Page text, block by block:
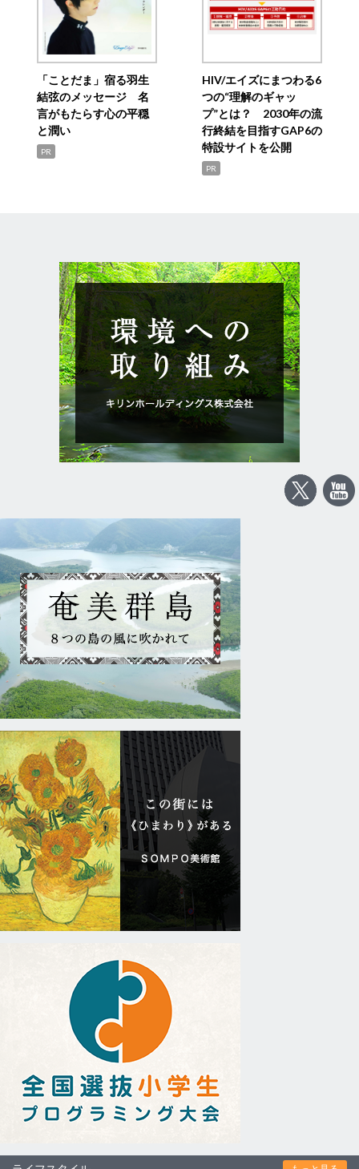
「ことだま」宿る羽生
結弦のメッセージ 名
言がもたらす心の平穏
と潤い
PR
HIV/エイズにまつわる6
つの“理解のギャッ
プ”とは？ 2030年の流
行終結を目指すGAP6の
特設サイトを公開
PR